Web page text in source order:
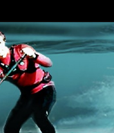
– Stand